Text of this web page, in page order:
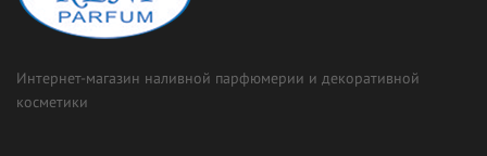
Интернет-магазин наливной парфюмерии и декоративной
косметики